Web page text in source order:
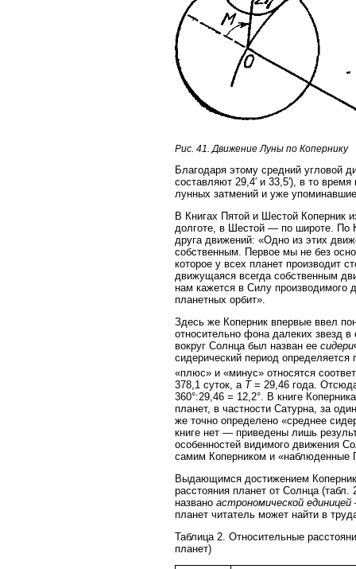
Рис. 41. Движение Луны по Копернику
Благодаря этому средний угловой
составляют 29,4′ и 33,5′), в то
лунных затмений и уже
В Книгах Пятой и Шестой Коперник
долготе, в Шестой — по широте. По
друга движений: «Одно из этих
собственным. Первое мы не без
которое у всех планет производит
движущаяся всегда собственным
нам кажется в Силу производимого
планетных орбит».
Здесь же Коперник впервые ввел
относительно фона далеких звезд
вокруг Солнца был назван ее
сидерический период
«плюс» и «минус» относятся
378,1 суток, а T= 29,46 года.
360°:29,46 = 12,2°. В книге
планет, в частности Сатурна, за
же точно определено «среднее
книге нет — приведены лишь
особенностей видимого движения
самим Коперником и «наблюденные
Выдающимся достижением
расстояния планет от Солнца
названо астрономической единицей
планет читатель может найти в
Таблица 2. Относительные
планет)